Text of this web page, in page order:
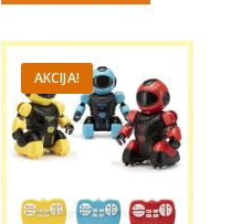
AKCIJA!